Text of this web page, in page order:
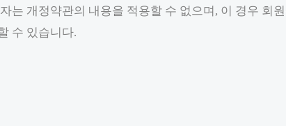
개정약관의 내용을 적용할 수 없으며, 이 경우 회
수 있습니다.